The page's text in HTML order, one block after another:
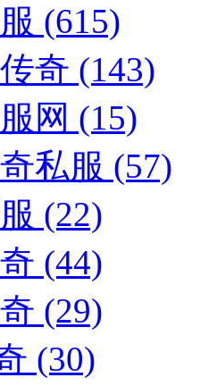
(615)
奇 (143)
网 (15)
私服 (57)
(22)
(44)
(29)
(30)